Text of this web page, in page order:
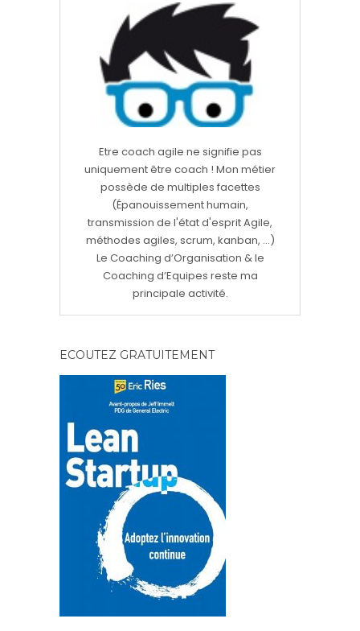
Etre coach agile ne signifie pas
uniquement être coach ! Mon métier
possède de multiples facettes
(Épanouissement humain,
transmission de l'état d'esprit Agile,
méthodes agiles, scrum, kanban, ...)
Le Coaching d’Organisation & le
Coaching d’Equipes reste ma
principale activité.
ECOUTEZ GRATUITEMENT